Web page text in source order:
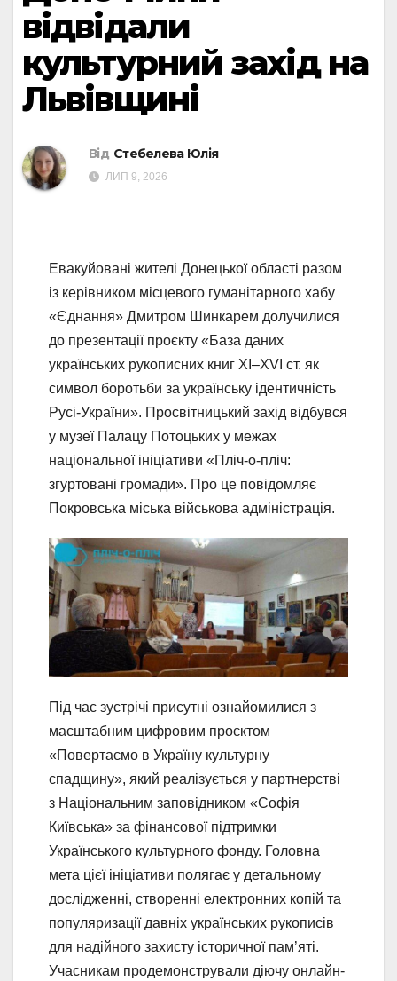
відвідали
культурний захід на
Львівщині
Від Стебелева Юлія
ЛИП 9, 2026
Евакуйовані жителі Донецької області разом
із керівником місцевого гуманітарного хабу
«Єднання» Дмитром Шинкарем долучилися
до презентації проєкту «База даних
українських рукописних книг XI–XVI ст. як
символ боротьби за українську ідентичність
Русі-України». Просвітницький захід відбувся
у музеї Палацу Потоцьких у межах
національної ініціативи «Пліч-о-пліч:
згуртовані громади». Про це повідомляє
Покровська міська військова адміністрація.
Під час зустрічі присутні ознайомилися з
масштабним цифровим проєктом
«Повертаємо в Україну культурну
спадщину», який реалізується у партнерстві
з Національним заповідником «Софія
Київська» за фінансової підтримки
Українського культурного фонду. Головна
мета цієї ініціативи полягає у детальному
дослідженні, створенні електронних копій та
популяризації давніх українських рукописів
для надійного захисту історичної пам’яті.
Учасникам продемонстрували діючу онлайн-